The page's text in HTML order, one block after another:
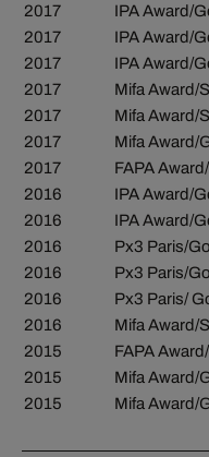
2017
IPA Award/
2017
IPA Award/
2017
IPA Award/
2017
Mifa Award/
2017
Mifa Award/
2017
Mifa Award/
2017
FAPA
2016
IPA Award/
2016
IPA Award/
2016
Px3 Paris/
2016
Px3 Paris/
2016
Px3 Paris/
2016
Mifa Award/
2015
FAPA
2015
Mifa Award/
2015
Mifa Award/